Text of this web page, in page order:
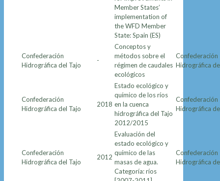
Member States’
implementation of
the WFD Member
State: Spain (ES)
Confederación
Hidrográfica del Tajo
-
Conceptos y
métodos sobre el
régimen de caudales
ecológicos
Confederación
Hidrográfica
Confederación
Hidrográfica del Tajo
2018
Estado ecológico y
químico de los ríos
en la cuenca
hidrográfica del Tajo
2012/2015
Confederación
Hidrográfica
Confederación
Hidrográfica del Tajo
2012
Evaluación del
estado ecológico y
químico de las
masas de agua.
Categoría: ríos
Confederación
Hidrográfica